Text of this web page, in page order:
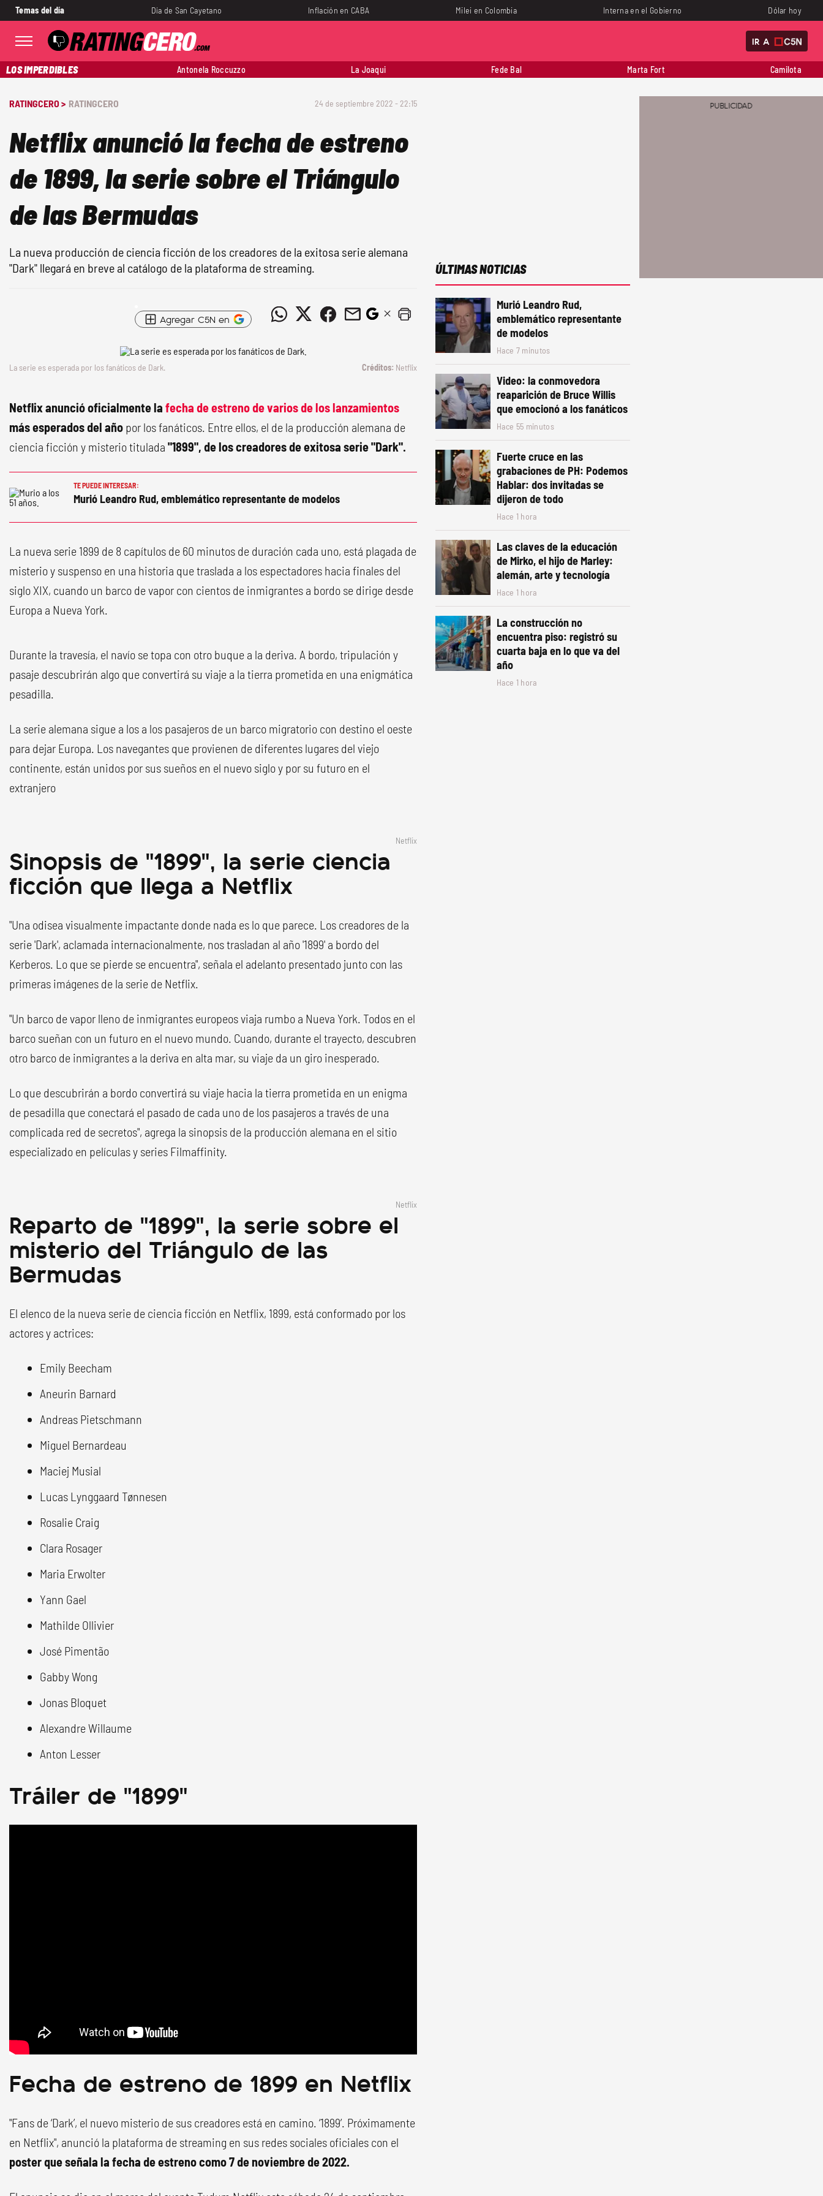
Temas del día Día de San Cayetano Inflación en CABA Milei en Colombia Interna en el Gobierno Dólar hoy
IR A
LOS IMPERDIBLES Antonela Roccuzzo La Joaqui Fede Bal Marta Fort Camilota
RATINGCERO > RATINGCERO 24 de septiembre 2022 - 22:15
Netflix anunció la fecha de estreno
de 1899, la serie sobre el Triángulo
de las Bermudas
La nueva producción de ciencia ficción de los creadores de la exitosa serie alemana
"Dark" llegará en breve al catálogo de la plataforma de streaming.
Agregar C5N en
La serie es esperada por los fanáticos de Dark. Netflix
Netflix anunció oficialmente la fecha de estreno de varios de los lanzamientos
más esperados del año por los fanáticos. Entre ellos, el de la producción alemana de
ciencia ficción y misterio titulada "1899", de los creadores de exitosa serie "Dark".
TE PUEDE INTERESAR:
Murió Leandro Rud, emblemático representante de modelos
La nueva serie 1899 de 8 capítulos de 60 minutos de duración cada uno, está plagada de
misterio y suspenso en una historia que traslada a los espectadores hacia finales del
siglo XIX, cuando un barco de vapor con cientos de inmigrantes a bordo se dirige desde
Europa a Nueva York.
Durante la travesía, el navío se topa con otro buque a la deriva. A bordo, tripulación y
pasaje descubrirán algo que convertirá su viaje a la tierra prometida en una enigmática
pesadilla.
La serie alemana sigue a los a los pasajeros de un barco migratorio con destino el oeste
para dejar Europa. Los navegantes que provienen de diferentes lugares del viejo
continente, están unidos por sus sueños en el nuevo siglo y por su futuro en el
extranjero
Netflix
Sinopsis de "1899", la serie ciencia
ficción que llega a Netflix
"Una odisea visualmente impactante donde nada es lo que parece. Los creadores de la
serie 'Dark', aclamada internacionalmente, nos trasladan al año '1899' a bordo del
Kerberos. Lo que se pierde se encuentra", señala el adelanto presentado junto con las
primeras imágenes de la serie de Netflix.
"Un barco de vapor lleno de inmigrantes europeos viaja rumbo a Nueva York. Todos en el
barco sueñan con un futuro en el nuevo mundo. Cuando, durante el trayecto, descubren
otro barco de inmigrantes a la deriva en alta mar, su viaje da un giro inesperado.
Lo que descubrirán a bordo convertirá su viaje hacia la tierra prometida en un enigma
de pesadilla que conectará el pasado de cada uno de los pasajeros a través de una
complicada red de secretos", agrega la sinopsis de la producción alemana en el sitio
especializado en películas y series Filmaffinity.
Netflix
Reparto de "1899", la serie sobre el
misterio del Triángulo de las
Bermudas
El elenco de la nueva serie de ciencia ficción en Netflix, 1899, está conformado por los
actores y actrices:
Emily Beecham
Aneurin Barnard
Andreas Pietschmann
Miguel Bernardeau
Maciej Musial
Lucas Lynggaard Tønnesen
Rosalie Craig
Clara Rosager
Maria Erwolter
Yann Gael
Mathilde Ollivier
José Pimentão
Gabby Wong
Jonas Bloquet
Alexandre Willaume
Anton Lesser
Tráiler de "1899"
Fecha de estreno de 1899 en Netflix
"Fans de ‘Dark’, el nuevo misterio de sus creadores está en camino. ‘1899’. Próximamente
en Netflix", anunció la plataforma de streaming en sus redes sociales oficiales con el
poster que señala la fecha de estreno como 7 de noviembre de 2022.
ÚLTIMAS NOTICIAS
Murió Leandro Rud,
emblemático representante
de modelos
Hace 7 minutos
Video: la conmovedora
reaparición de Bruce Willis
que emocionó a los fanáticos
Hace 55 minutos
Fuerte cruce en las
grabaciones de PH: Podemos
Hablar: dos invitadas se
dijeron de todo
Hace 1 hora
Las claves de la educación
de Mirko, el hijo de Marley:
alemán, arte y tecnología
Hace 1 hora
La construcción no
encuentra piso: registró su
cuarta baja en lo que va del
año
Hace 1 hora